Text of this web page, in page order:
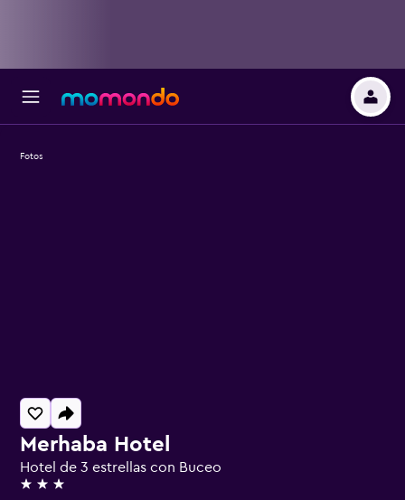
Merhaba Hotel
Hotel de 3 estrellas con Buceo
3 estrellas
Fotos